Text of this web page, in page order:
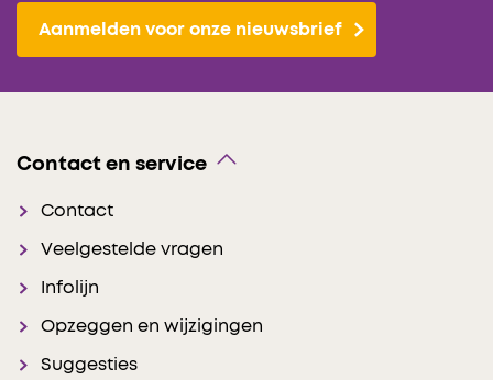
Aanmelden voor onze nieuwsbrief
Contact en service
Contact
Veelgestelde vragen
Infolijn
Opzeggen en wijzigingen
Suggesties